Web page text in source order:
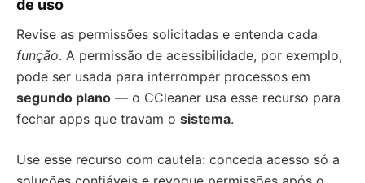
de uso
Revise as permissões solicitadas e entenda cada
função. A permissão de acessibilidade, por exemplo,
pode ser usada para interromper processos em
segundo plano — o CCleaner usa esse recurso para
fechar apps que travam o sistema.
Use esse recurso com cautela: conceda acesso só a